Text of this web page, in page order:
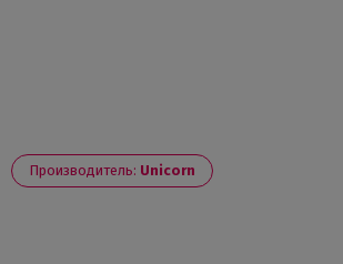
Производитель: Unicorn